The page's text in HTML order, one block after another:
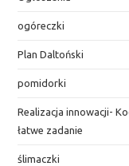
ogóreczki
Plan Daltoński
pomidorki
Realizacja innowacji-
łatwe zadanie
ślimaczki